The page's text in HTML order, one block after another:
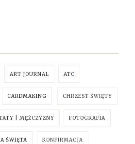
ART JOURNAL ATC
CARDMAKING CHRZEST ŚWIĘTY
| MĘŻCZYZNY FOTOGRAFIA
ŚWIĘTA KONFIRMACJA